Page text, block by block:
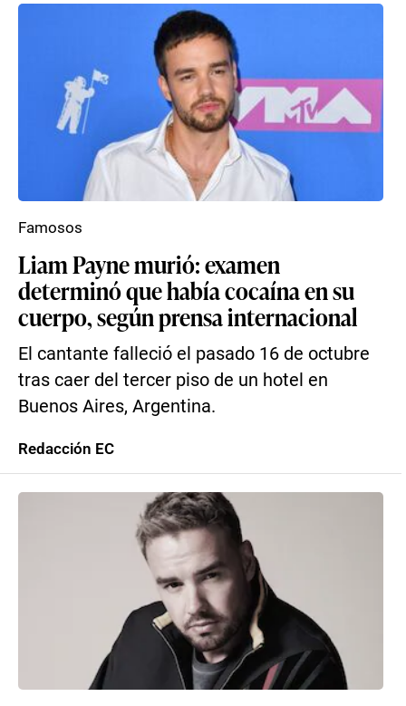
Liam Payne murió: examen
determinó que había cocaína en su
cuerpo, según prensa internacional
El cantante falleció el pasado 16 de octubre
tras caer del tercer piso de un hotel en
Buenos Aires, Argentina.
Famosos
Redacción EC